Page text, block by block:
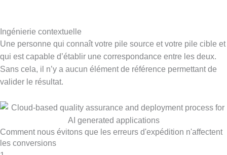
Ingénierie contextuelle
Une personne qui connaît votre pile source et votre pile cible et
qui est capable d’établir une correspondance entre les deux.
Sans cela, il n’y a aucun élément de référence permettant de
valider le résultat.
Comment nous évitons que les erreurs d'expédition n'affectent
les conversions